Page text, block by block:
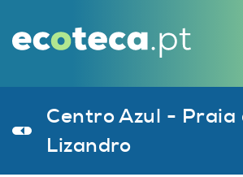
Centro Azul - Praia
Lizandro